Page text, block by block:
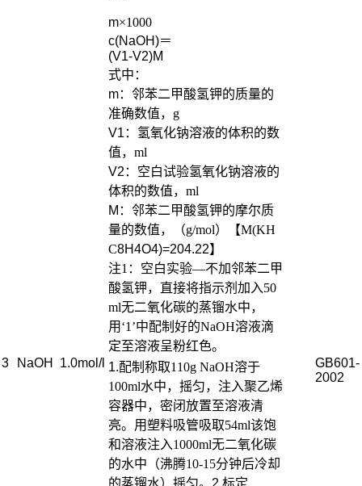
m×1000
c(NaOH)＝
(V1-V2)M
式中：
m：邻苯二甲酸氢钾的质量的
准确数值， g
V1：氢氧化钠溶液的体积的数
值， ml
V2：空白试验氢氧化钠溶液的
体积的数值， ml
M ：邻苯二甲酸氢钾的摩尔质
量的数值，（g/mol）【M(KH
C8H4O4)=204.22】
注1 ：空白实验—不加邻苯二甲
酸氢钾，直接将指示剂加入50
ml无二氧化碳的蒸镏水中，
用‘1 ’中配制好的NaOH溶液滴
定至溶液呈粉红色。
3 NaOH 1.0mol/l 1.配制 称取110g NaOH溶于
100ml水中，摇匀，注入聚乙烯
容器中，密闭放置至溶液清
亮。用塑料吸管吸取54ml该饱
和溶液注入1000ml无二氧化碳
的水中（沸腾10-15分钟后冷却
的蒸镏水）摇匀。 2. 标定
GB601-
2002